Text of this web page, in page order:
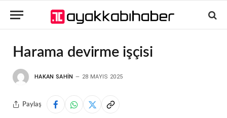
Harama devirme işçisi
HAKAN SAHIN 28 MAYIS 2025
Paylaş